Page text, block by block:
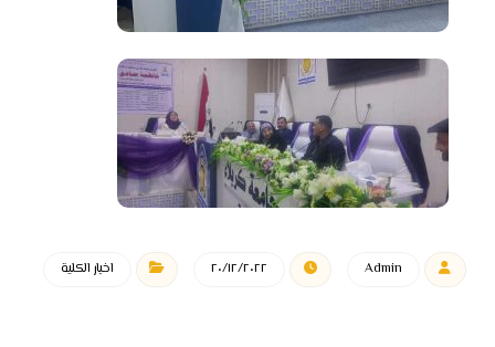
Admin ٢٠/١٢/٢٠٢٢ اخبار الكلية